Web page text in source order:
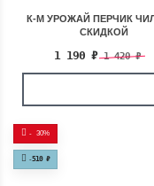
К-М УРОЖАЙ ПЕРЧИК
СКИДКОЙ
1 190 ₽ 1 420₽
- 30%
-510 ₽